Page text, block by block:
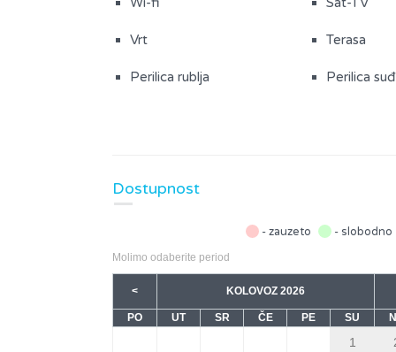
Vrt Terasa
Perilica rublja Perilica
Dječja visoka stolica
Kuhinjske
Mikrovalna pećnica
Dostupnost
- zauzeto - slobodno
Molimo odaberite period
< KOLOVOZ 2026
PO UT SR ČE PE SU
1